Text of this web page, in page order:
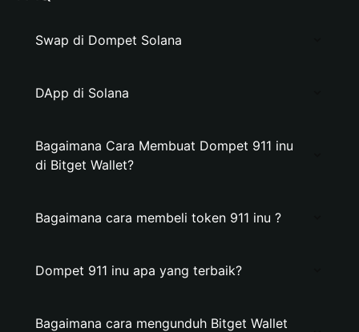
Swap di Dompet Solana
DApp di Solana
Bagaimana Cara Membuat Dompet 911 inu
di Bitget Wallet?
Bagaimana cara membeli token 911 inu ?
Dompet 911 inu apa yang terbaik?
Bagaimana cara mengunduh Bitget Wallet